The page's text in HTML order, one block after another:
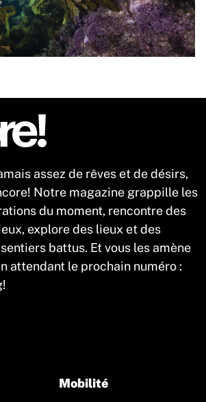
assez de rêves et de désirs,
Notre magazine grappille les
du moment, rencontre des
explore des lieux et des
battus. Et vous les amène
attendant le prochain numéro :
Mobilité